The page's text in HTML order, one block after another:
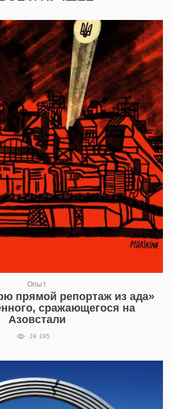
Опыт
прямой репортаж из ада»
сражающегося на
Азовстали
39 295